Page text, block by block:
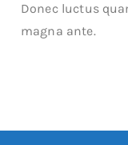
Donec luctus
magna ante.